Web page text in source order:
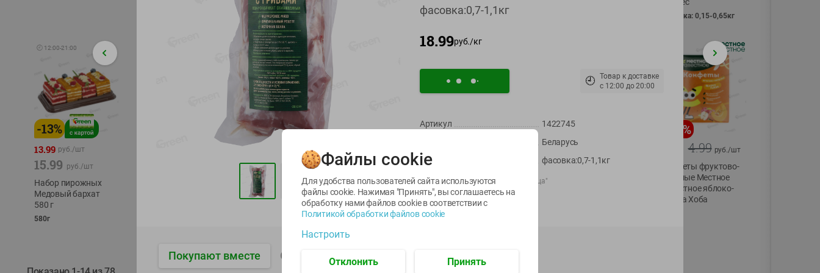
фасовка: 0,15-0,65кг
🕘 12:00-21:00
-13%
13.99 руб./шт
15.99 руб./шт
Набор пирожных
Медовый бархат
580 г
580г
-24%
4.99 руб./шт
ТОФУ Vegetus
ТВЕРДЫЙ
230г
-22%
Икра
трески
тихоокеанской
деликатесная
Лунское море 120г
ж/б ключ
120г
-17%
ГХИ Местное
Известное 99%
200г
-13
5.99
Яйца перепелиные
%
4.99 руб./шт
Конфеты фруктово-
ягодные Местное
известное яблоко-
тыква Хоба
фасовка:0,7-1,1кг
18.99руб./кг
🕘 Товар к доставке
с 12:00 до20:00
Артикул
1422745
Беларусь
Масса / Объем
фасовка:0,7-1,1кг
Производитель:ООО "ГРИНрозница"
Штрихкод:2217409
Покупают вместе Описание товара
Файлы cookie
Для удобства пользователей сайта используются
файлы cookie. Нажимая "Принять", вы соглашаетесь на
обработку нами файлов cookie в соответствии с
Политикой обработки файлов cookie
Настроить
Отклонить Принять